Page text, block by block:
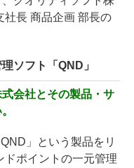
社長 商品企画 部長の
ソフト「QND」
会社とその製品・サ
」という製品をリ
ドポイントの一元管理